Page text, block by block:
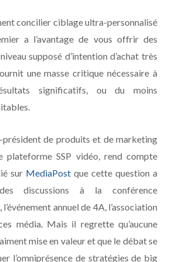
concilier ciblage ultra-personnalisé
a l’avantage de vous offrir des
supposé d’intention d’achat très
une masse critique nécessaire à
significatifs, ou du moins
président de produits et de marketing
plateforme SSP vidéo, rend compte
sur MediaPost que cette question a
discussions à la conférence
l’événement annuel de 4A, l’association
média
Mais il regrette qu’aucune
mise en valeur et que le débat se
l’omniprésence de stratégies de big